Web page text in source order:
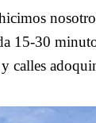
15-30
calles